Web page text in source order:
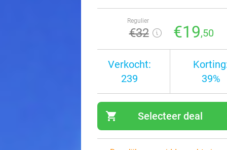
Regulier
€32 €19,50
Verkocht:
239
39%
shopping_cart Selecteer deal